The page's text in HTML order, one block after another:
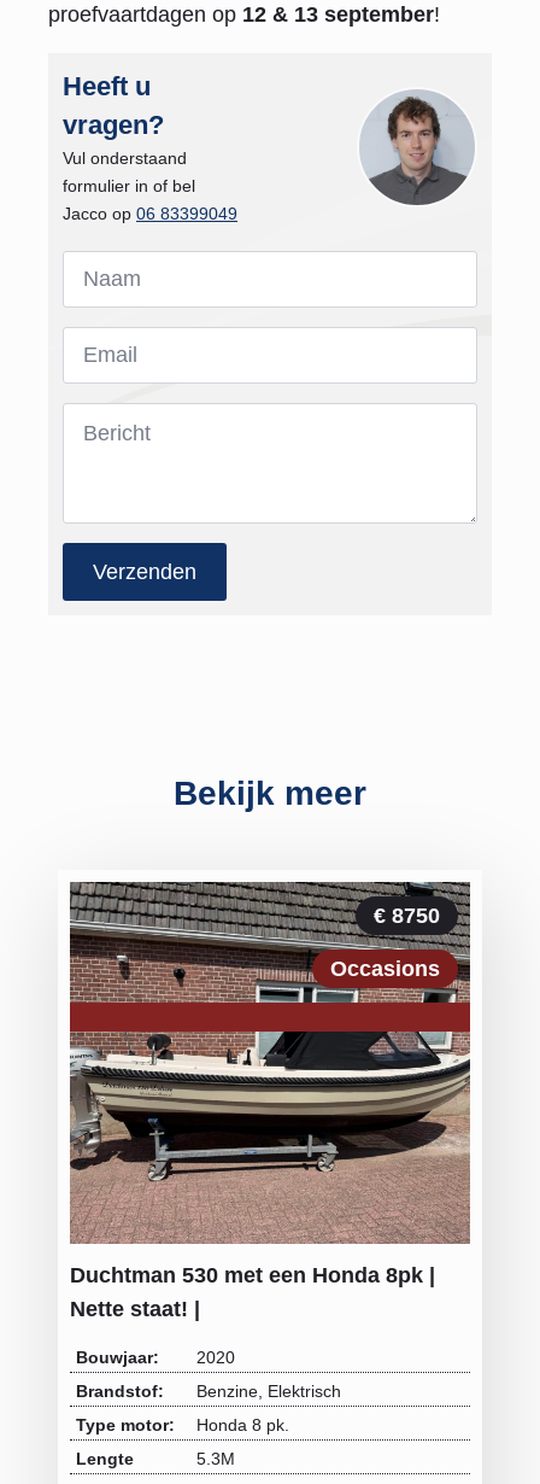
proefvaartdagen op 12 & 13 september!
Heeft u
vragen?
Vul onderstaand
formulier in of bel
Jacco op 06 83399049
Naam
Email
Bericht
Verzenden
Bekijk meer
€ 8750
Occasions
Duchtman 530 met een Honda 8pk |
Nette staat! |
Bouwjaar:
2020
Brandstof:
Benzine, Elektrisch
Type motor:
Honda 8 pk.
Lengte
5.3M